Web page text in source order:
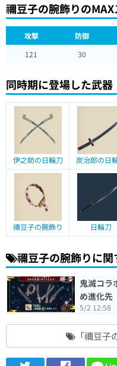
禰豆子の腕飾りの
攻撃 防御
121
30
同時期に登場した武器
伊之助の日輪刀 炭治郎の日
禰豆子の腕飾り 日輪刀
禰豆子の腕飾りに関
鬼滅コラ
め進化先
5/2 12:58
「禰豆